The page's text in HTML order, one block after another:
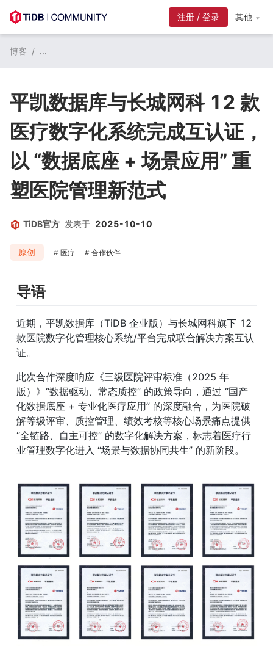
注册 / 登录 其他
博客 / ...
平凯数据库与长城网科 12 款
医疗数字化系统完成互认证，
以 “数据底座 + 场景应用” 重
塑医院管理新范式
TiDB官方 发表于 2025-10-10
原创 医疗 合作伙伴
导语
近期，平凯数据库（TiDB 企业版）与长城网科旗下 12
款医院数字化管理核心系统/平台完成联合解决方案互认
证。
此次合作深度响应《三级医院评审标准（2025 年
版）》“数据驱动、常态质控” 的政策导向，通过 “国产
化数据底座 + 专业化医疗应用” 的深度融合，为医院破
解等级评审、质控管理、绩效考核等核心场景痛点提供
“全链路、自主可控” 的数字化解决方案，标志着医疗行
业管理数字化进入 “场景与数据协同共生” 的新阶段。